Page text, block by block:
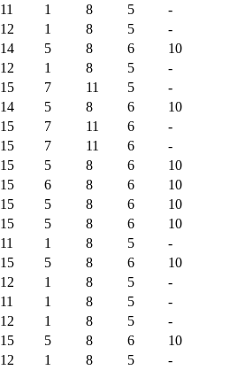
11 1 8 5
-
12 1 8 5
-
14 5 8 6
10
12 1 8 5
-
15 7 11 5
-
14 5 8 6
10
15 7 11 6
-
15 7 11 6
-
15 5 8 6
10
15 6 8 6
10
15 5 8 6
10
15 5 8 6
10
11 1 8 5
-
15 5 8 6
10
12 1 8 5
-
11 1 8 5
-
12 1 8 5
-
15 5 8 6
10
12 1 8 5
-